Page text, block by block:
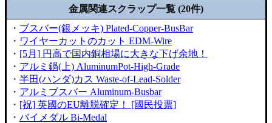
金属関連スクラップ一覧 (20件)
・ ブスバー(銀メッキ) Plated-Copper-BusBar
・ ワイヤーカットのカット EDM-Wire
・ [5月] 円高で国内銅相場に大きな下げ余地！
・ アルミ鍋(上) AluminumPot-High-Grade
・ 半田(ハンダ)カス Waste-of-Lead-Solder
・ アルミブスバー Aluminum-Busbar
・ [祝] 英國のEU離脱確定！ [國民投票]
・ バイメダル Bi-Medal